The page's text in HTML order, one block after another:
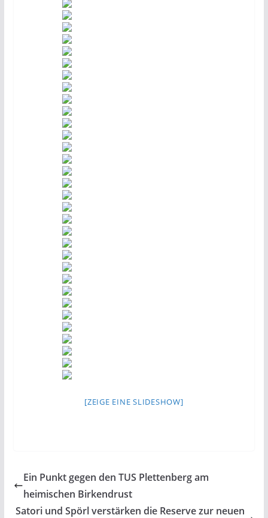
[ZEIGE EINE SLIDESHOW]
Ein Punkt gegen den TUS Plettenberg am
heimischen Birkendrust
Satori und Spörl verstärken die Reserve zur neuen